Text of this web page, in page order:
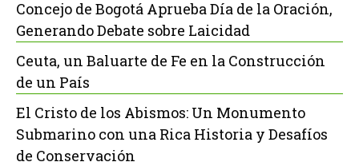
Concejo de Bogotá Aprueba Día de la Oración,
Generando Debate sobre Laicidad
Ceuta, un Baluarte de Fe en la Construcción
de un País
El Cristo de los Abismos: Un Monumento
Submarino con una Rica Historia y Desafíos
de Conservación